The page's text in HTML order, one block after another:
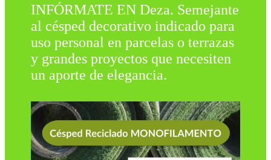
INFÓRMATE EN Deza. Semejante
al césped decorativo indicado para
uso personal en parcelas o terrazas
y grandes proyectos que necesiten
un aporte de elegancia.